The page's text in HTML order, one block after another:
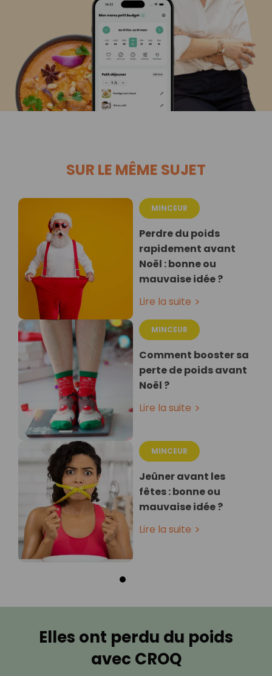
SUR LE MÊME SUJET
MINCEUR
Perdre du poids
rapidement avant
Noël : bonne ou
mauvaise idée ?
Lire la suite
MINCEUR
Comment booster sa
perte de poids avant
Noël ?
Lire la suite
MINCEUR
Jeûner avant les
fêtes : bonne ou
mauvaise idée ?
Lire la suite
Elles ont perdu du poids
avec CROQ